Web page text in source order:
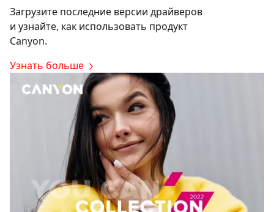
Загрузите последние версии драйверов
и узнайте, как использовать продукт
Canyon.
Узнать больше